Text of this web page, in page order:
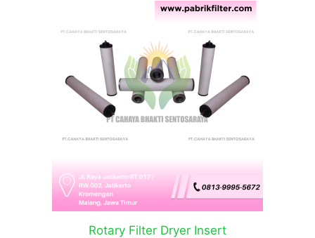
Rotary Filter Dryer Insert